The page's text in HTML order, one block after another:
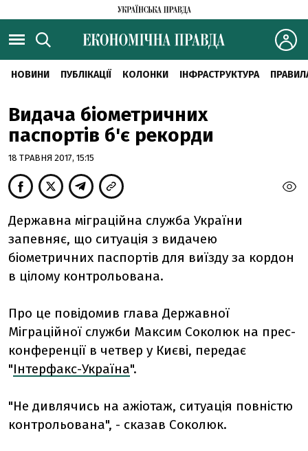
НОВИНИ ПУБЛІКАЦІЇ КОЛОНКИ ІНФРАСТРУКТУРА
Видача біометричних
паспортів б'є рекорди
18 ТРАВНЯ 2017, 15:15
Державна міграційна служба України
запевняє, що ситуація з видачею
біометричних паспортів для виїзду за кордон
в цілому контрольована.
Про це повідомив глава Державної
Міграційної служби Максим Соколюк на прес-
конференції в четвер у Києві, передає
"Інтерфакс-Україна".
"Не дивлячись на ажіотаж, ситуація повністю
контрольована", - сказав Соколюк.